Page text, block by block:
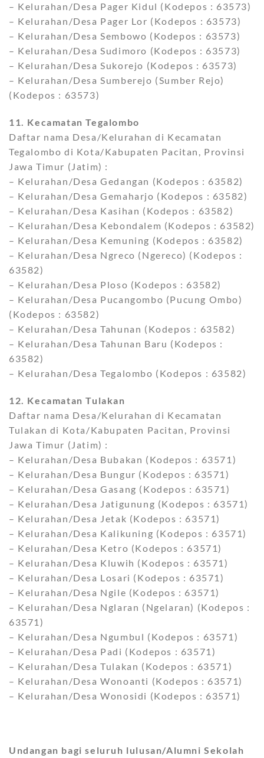
– Kelurahan/Desa Pager Kidul (Kodepos : 63573)
– Kelurahan/Desa Pager Lor (Kodepos : 63573)
– Kelurahan/Desa Sembowo (Kodepos : 63573)
– Kelurahan/Desa Sudimoro (Kodepos : 63573)
– Kelurahan/Desa Sukorejo (Kodepos : 63573)
– Kelurahan/Desa Sumberejo (Sumber Rejo)
(Kodepos : 63573)
11. Kecamatan Tegalombo
Daftar nama Desa/Kelurahan di Kecamatan
Tegalombo di Kota/Kabupaten Pacitan, Provinsi
Jawa Timur (Jatim) :
– Kelurahan/Desa Gedangan (Kodepos : 63582)
– Kelurahan/Desa Gemaharjo (Kodepos : 63582)
– Kelurahan/Desa Kasihan (Kodepos : 63582)
– Kelurahan/Desa Kebondalem (Kodepos : 63582)
– Kelurahan/Desa Kemuning (Kodepos : 63582)
– Kelurahan/Desa Ngreco (Ngereco) (Kodepos :
63582)
– Kelurahan/Desa Ploso (Kodepos : 63582)
– Kelurahan/Desa Pucangombo (Pucung Ombo)
(Kodepos : 63582)
– Kelurahan/Desa Tahunan (Kodepos : 63582)
– Kelurahan/Desa Tahunan Baru (Kodepos :
63582)
– Kelurahan/Desa Tegalombo (Kodepos : 63582)
12. Kecamatan Tulakan
Daftar nama Desa/Kelurahan di Kecamatan
Tulakan di Kota/Kabupaten Pacitan, Provinsi
Jawa Timur (Jatim) :
– Kelurahan/Desa Bubakan (Kodepos : 63571)
– Kelurahan/Desa Bungur (Kodepos : 63571)
– Kelurahan/Desa Gasang (Kodepos : 63571)
– Kelurahan/Desa Jatigunung (Kodepos : 63571)
– Kelurahan/Desa Jetak (Kodepos : 63571)
– Kelurahan/Desa Kalikuning (Kodepos : 63571)
– Kelurahan/Desa Ketro (Kodepos : 63571)
– Kelurahan/Desa Kluwih (Kodepos : 63571)
– Kelurahan/Desa Losari (Kodepos : 63571)
– Kelurahan/Desa Ngile (Kodepos : 63571)
– Kelurahan/Desa Nglaran (Ngelaran) (Kodepos :
63571)
– Kelurahan/Desa Ngumbul (Kodepos : 63571)
– Kelurahan/Desa Padi (Kodepos : 63571)
– Kelurahan/Desa Tulakan (Kodepos : 63571)
– Kelurahan/Desa Wonoanti (Kodepos : 63571)
– Kelurahan/Desa Wonosidi (Kodepos : 63571)
Undangan bagi seluruh lulusan/Alumni Sekolah